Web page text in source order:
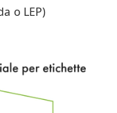
o LEP)